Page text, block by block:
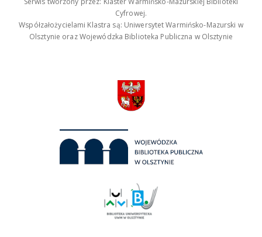
Cyfrowej.
Współzałożycielami Klastra są: Uniwersytet Warmińsko-Mazurski w
Olsztynie oraz Wojewódzka Biblioteka Publiczna w Olsztynie